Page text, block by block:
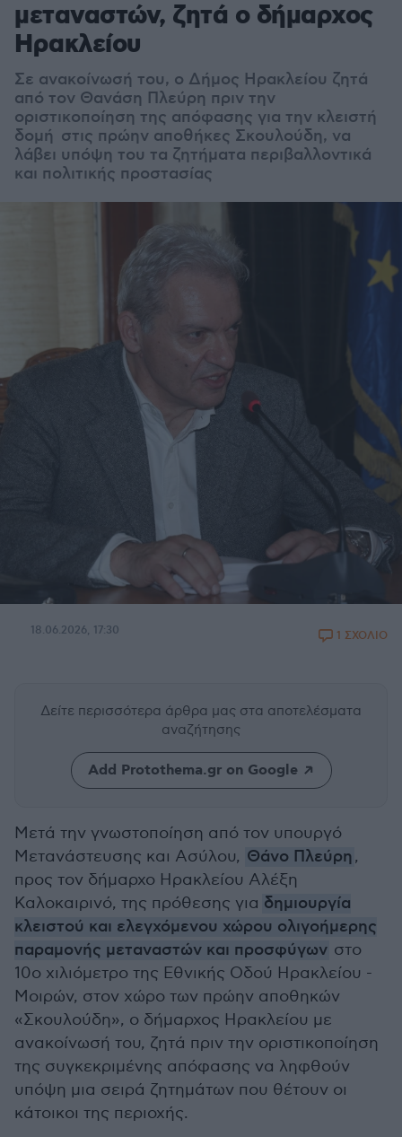
μεταναστών, ζητά ο δήμαρχος
Ηρακλείου
Σε ανακοίνωσή του, ο Δήμος Ηρακλείου ζητά
από τον Θανάση Πλεύρη πριν την
οριστικοποίηση της απόφασης για την κλειστή
δομή στις πρώην αποθήκες Σκουλούδη, να
λάβει υπόψη του τα ζητήματα περιβαλλοντικά
και πολιτικής προστασίας
18.06.2026, 17:30 1 ΣΧΟΛΙΟ
Δείτε περισσότερα άρθρα μας στα αποτελέσματα
αναζήτησης
Add Protothema.gr on Google
Μετά την γνωστοποίηση από τον υπουργό
Μετανάστευσης και Ασύλου, Θάνο Πλεύρη,
προς τον δήμαρχο Ηρακλείου Αλέξη
Καλοκαιρινό, της πρόθεσης για δημιουργία
κλειστού και ελεγχόμενου χώρου ολιγοήμερης
παραμονής μεταναστών και προσφύγων στο
10ο χιλιόμετρο της Εθνικής Οδού Ηρακλείου -
Μοιρών, στον χώρο των πρώην αποθηκών
«Σκουλούδη», ο δήμαρχος Ηρακλείου με
ανακοίνωσή του, ζητά πριν την οριστικοποίηση
της συγκεκριμένης απόφασης να ληφθούν
υπόψη μια σειρά ζητημάτων που θέτουν οι
κάτοικοι της περιοχής.